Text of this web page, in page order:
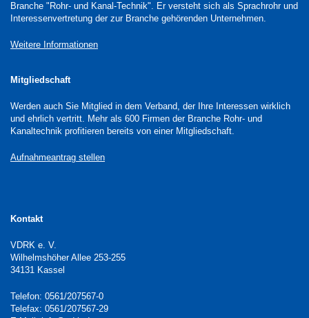
Branche "Rohr- und Kanal-Technik". Er versteht sich als Sprachrohr und
Interessenvertretung der zur Branche gehörenden Unternehmen.
Weitere Informationen
Mitgliedschaft
Werden auch Sie Mitglied in dem Verband, der Ihre Interessen wirklich
und ehrlich vertritt. Mehr als 600 Firmen der Branche Rohr- und
Kanaltechnik profitieren bereits von einer Mitgliedschaft.
Aufnahmeantrag stellen
Kontakt
VDRK e. V.
Wilhelmshöher Allee 253-255
34131 Kassel
Telefon: 0561/207567-0
Telefax: 0561/207567-29